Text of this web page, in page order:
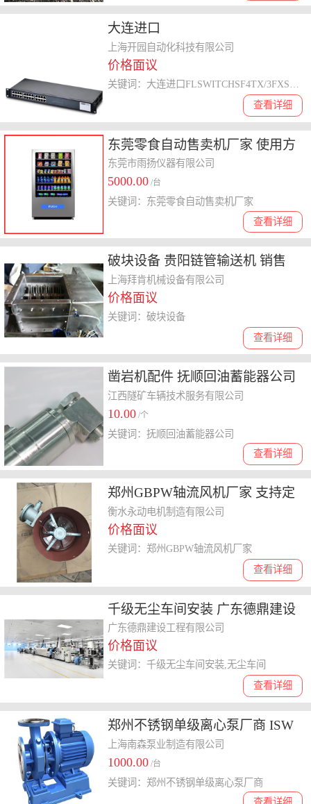
大连进口
FLSWITCHSF4TX/3FXST电话 上
海开园自动化科技有限公司
上海开园自动化科技有限公司
价格面议
查看详细
东莞零食自动售卖机厂家 使用方
便
东莞市雨扬仪器有限公司
5000.00 /台
查看详细
关键词：东莞零食自动售卖机厂家
破块设备 贵阳链管输送机 销售
上海拜肯机械设备有限公司
价格面议
查看详细
关键词：破块设备
凿岩机配件 抚顺回油蓄能器公司
隧道岩石破碎
江西隧矿车辆技术服务有限公司
10.00 /个
查看详细
关键词：抚顺回油蓄能器公司
郑州GBPW轴流风机厂家 支持定
制 永动电机
衡水永动电机制造有限公司
价格面议
查看详细
关键词：郑州GBPW轴流风机厂家
千级无尘车间安装 广东德鼎建设
工程供应
广东德鼎建设工程有限公司
价格面议
查看详细
关键词：千级无尘车间安装,无尘车间
郑州不锈钢单级离心泵厂商 ISW
卧式离心泵
上海南森泵业制造有限公司
1000.00 /台
查看详细
关键词：郑州不锈钢单级离心泵厂商